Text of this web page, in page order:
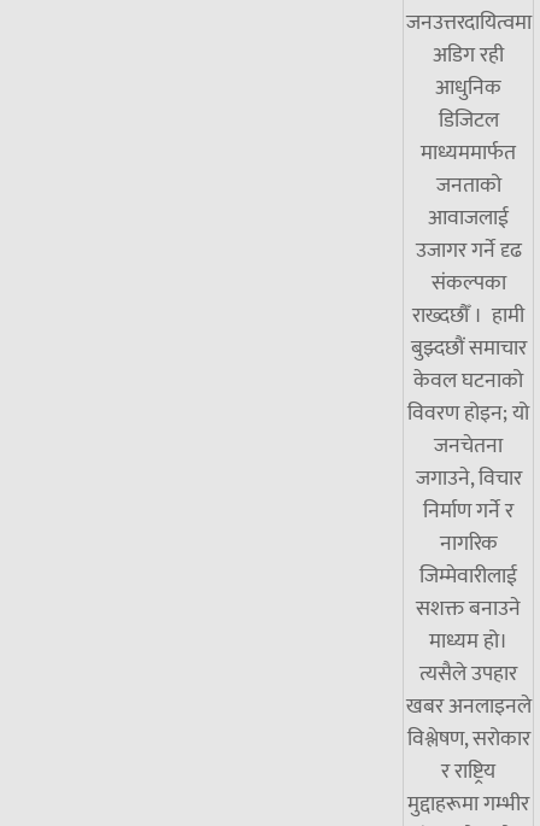
जनउत्तरदायित्वमा
अडिग रही
आधुनिक
डिजिटल
माध्यममार्फत
जनताको
आवाजलाई
उजागर गर्ने दृढ
संकल्पका
राख्दछौँ । हामी
बुझ्दछौं समाचार
केवल घटनाको
विवरण होइन; यो
जनचेतना
जगाउने, विचार
निर्माण गर्ने र
नागरिक
जिम्मेवारीलाई
सशक्त बनाउने
माध्यम हो।
त्यसैले उपहार
खबर अनलाइनले
विश्लेषण, सरोकार
र राष्ट्रिय
मुद्दाहरूमा गम्भीर